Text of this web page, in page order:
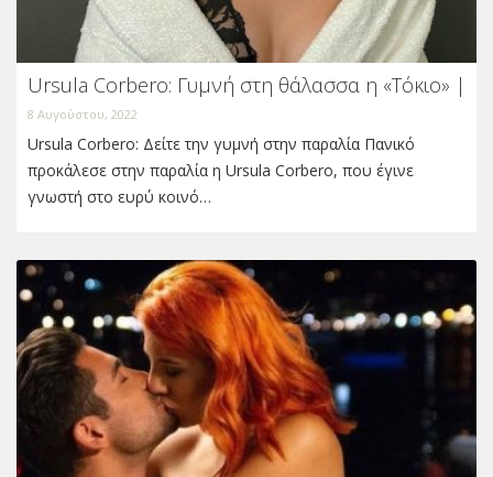
Ursula Corbero: Γυμνή στη θάλασσα η «Τόκιο» |
8 Αυγούστου, 2022
Ursula Corbero: Δείτε την γυμνή στην παραλία Πανικό
προκάλεσε στην παραλία η Ursula Corbero, που έγινε
γνωστή στο ευρύ κοινό…